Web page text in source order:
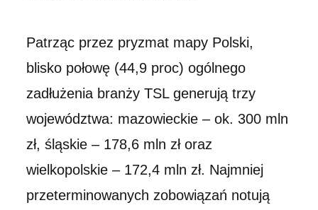
Patrząc przez pryzmat mapy Polski,
blisko połowę (44,9 proc) ogólnego
zadłużenia branży TSL generują trzy
województwa: mazowieckie – ok. 300 mln
zł, śląskie – 178,6 mln zł oraz
wielkopolskie – 172,4 mln zł. Najmniej
przeterminowanych zobowiązań notują